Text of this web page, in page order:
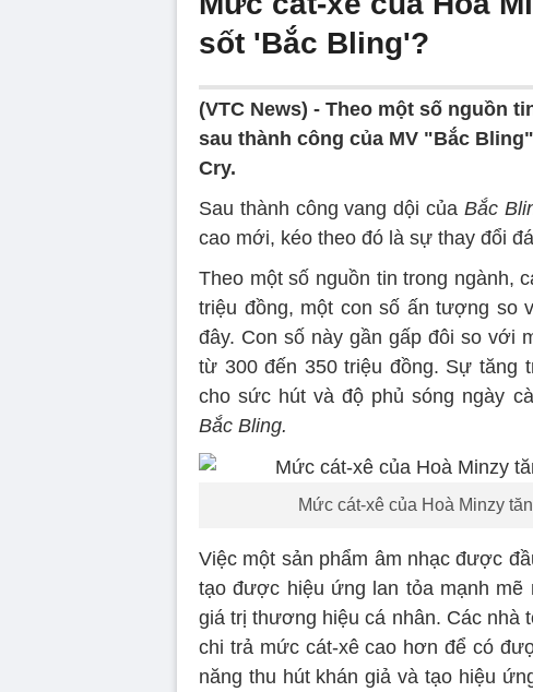
sốt 'Bắc Bling'?
(VTC News) - Theo một số nguồn
sau thành công của MV "Bắc
Cry.
Sau thành công vang dội của Bắc
cao mới, kéo theo đó là sự thay đổi
Theo một số nguồn tin trong ngành,
triệu đồng, một con số ấn tượng so
đây. Con số này gần gấp đôi so với
từ 300 đến 350 triệu đồng. Sự tăng
cho sức hút và độ phủ sóng ngày
Bắc Bling.
Mức cát-xê của Hoà Minzy
Việc một sản phẩm âm nhạc được
tạo được hiệu ứng lan tỏa mạnh mẽ
giá trị thương hiệu cá nhân. Các nhà
chi trả mức cát-xê cao hơn để có
năng thu hút khán giả và tạo hiệu